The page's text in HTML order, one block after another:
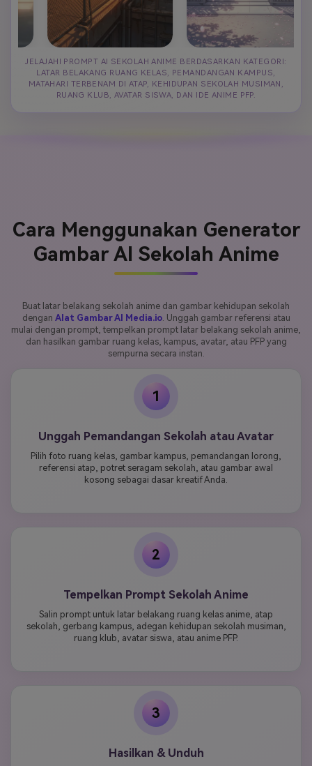
JELAJAHI PROMPT AI SEKOLAH ANIME BERDASARKAN KATEGORI:
LATAR BELAKANG RUANG KELAS, PEMANDANGAN KAMPUS,
MATAHARI TERBENAM DI ATAP, KEHIDUPAN SEKOLAH MUSIMAN,
RUANG KLUB, AVATAR SISWA, DAN IDE ANIME PFP.
Cara Menggunakan Generator
Gambar AI Sekolah Anime
Buat latar belakang sekolah anime dan gambar kehidupan sekolah
dengan Alat Gambar AI Media.io. Unggah gambar referensi atau
mulai dengan prompt, tempelkan prompt latar belakang sekolah anime,
dan hasilkan gambar ruang kelas, kampus, avatar, atau PFP yang
sempurna secara instan.
1
Unggah Pemandangan Sekolah atau Avatar
Pilih foto ruang kelas, gambar kampus, pemandangan lorong,
referensi atap, potret seragam sekolah, atau gambar awal
kosong sebagai dasar kreatif Anda.
2
Tempelkan Prompt Sekolah Anime
Salin prompt untuk latar belakang ruang kelas anime, atap
sekolah, gerbang kampus, adegan kehidupan sekolah musiman,
ruang klub, avatar siswa, atau anime PFP.
3
Hasilkan & Unduh